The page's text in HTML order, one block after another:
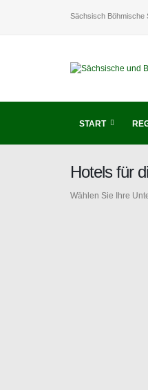
Sächsisch Böhmische
START
Hotels für
Wählen Sie Ihre